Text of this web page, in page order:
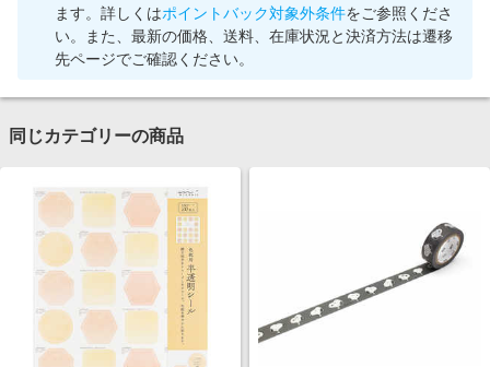
ます。詳しくはポイントバック対象外条件をご参照くださ
い。また、最新の価格、送料、在庫状況と決済方法は遷移
先ページでご確認ください。
同じカテゴリーの商品